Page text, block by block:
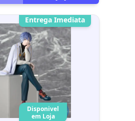
Entrega Imediata
Disponivel
em Loja